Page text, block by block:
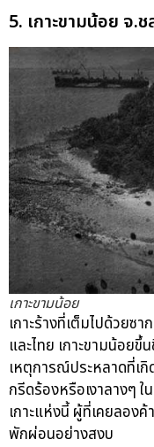
5. เกาะขามน้อย จ.
เกาะขามน้อย
เกาะร้างที่เต็มไปด้วยซ
และไทย เกาะขามน้อยขึ้
เหตุการณ์ประหลาดที่เ
กรีดร้องหรือเงาลางๆ
เกาะแห่งนี้ ผู้ที่เคยลอง
พักผ่อนอย่างสงบ